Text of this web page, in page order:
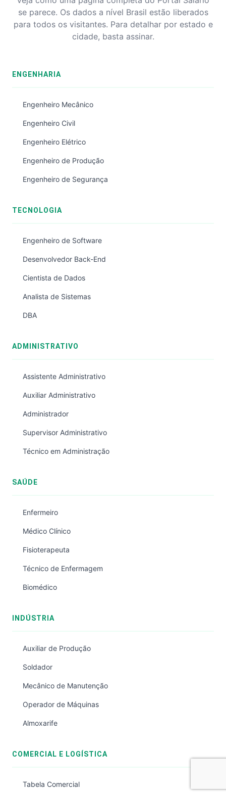
se parece. Os dados a nível Brasil estão liberados
para todos os visitantes. Para detalhar por estado e
cidade, basta assinar.
ENGENHARIA
Engenheiro Mecânico
Engenheiro Civil
Engenheiro Elétrico
Engenheiro de Produção
Engenheiro de Segurança
TECNOLOGIA
Engenheiro de Software
Desenvolvedor Back-End
Cientista de Dados
Analista de Sistemas
DBA
ADMINISTRATIVO
Assistente Administrativo
Auxiliar Administrativo
Administrador
Supervisor Administrativo
Técnico em Administração
SAÚDE
Enfermeiro
Médico Clínico
Fisioterapeuta
Técnico de Enfermagem
Biomédico
INDÚSTRIA
Auxiliar de Produção
Soldador
Mecânico de Manutenção
Operador de Máquinas
Almoxarife
COMERCIAL E LOGÍSTICA
Tabela Comercial